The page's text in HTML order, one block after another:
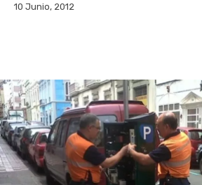
10 Junio, 2012